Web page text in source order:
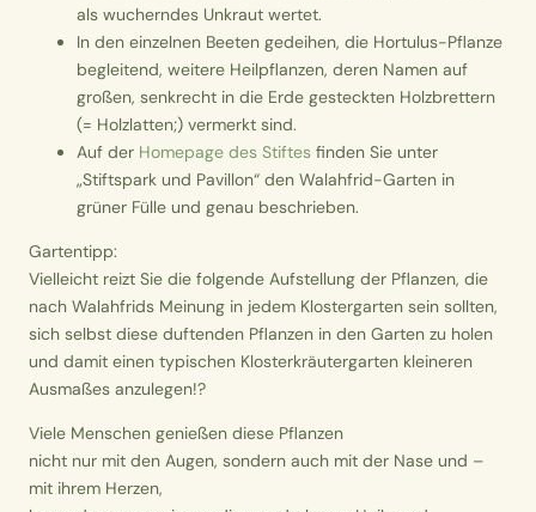
als wucherndes Unkraut wertet.
In den einzelnen Beeten gedeihen, die Hortulus-Pflanze
begleitend, weitere Heilpflanzen, deren Namen auf
großen, senkrecht in die Erde gesteckten Holzbrettern
(= Holzlatten;) vermerkt sind.
Auf der Homepage des Stiftes finden Sie unter
„Stiftspark und Pavillon“ den Walahfrid-Garten in
grüner Fülle und genau beschrieben.
Gartentipp:
Vielleicht reizt Sie die folgende Aufstellung der Pflanzen, die
nach Walahfrids Meinung in jedem Klostergarten sein sollten,
sich selbst diese duftenden Pflanzen in den Garten zu holen
und damit einen typischen Klosterkräutergarten kleineren
Ausmaßes anzulegen!?
Viele Menschen genießen diese Pflanzen
nicht nur mit den Augen, sondern auch mit der Nase und –
mit ihrem Herzen,